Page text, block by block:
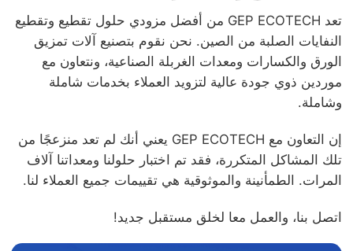
تعد GEP ECOTECH من أفضل مزودي حلول تقطيع وتقطيع
النفايات الصلبة من الصين. نحن نقوم بتصنيع آلات تمزيق
الورق والكسارات ومعدات الغربلة الصناعية، ونتعاون مع
موردين ذوي جودة عالية لتزويد العملاء بخدمات شاملة
وشاملة.
إن التعاون مع GEP ECOTECH يعني أنك لم تعد منزعجًا من
تلك المشاكل المتكررة، فقد تم اختبار حلولنا ومعداتنا آلاف
المرات. الطمأنينة والموثوقية هي تقييمات جميع العملاء لنا.
اتصل بنا، والعمل معا لخلق مستقبل جديد!